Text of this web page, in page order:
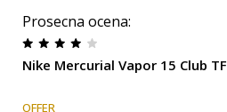
Prosecna ocena:
Nike Mercurial Vapor 15 Club TF
OFFER